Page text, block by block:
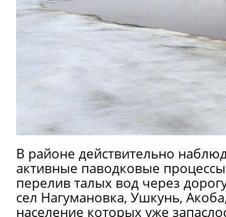
В районе действительно
активные паводковые
перелив талых вод через
сел Нагумановка, Ушкунь,
население которых уже